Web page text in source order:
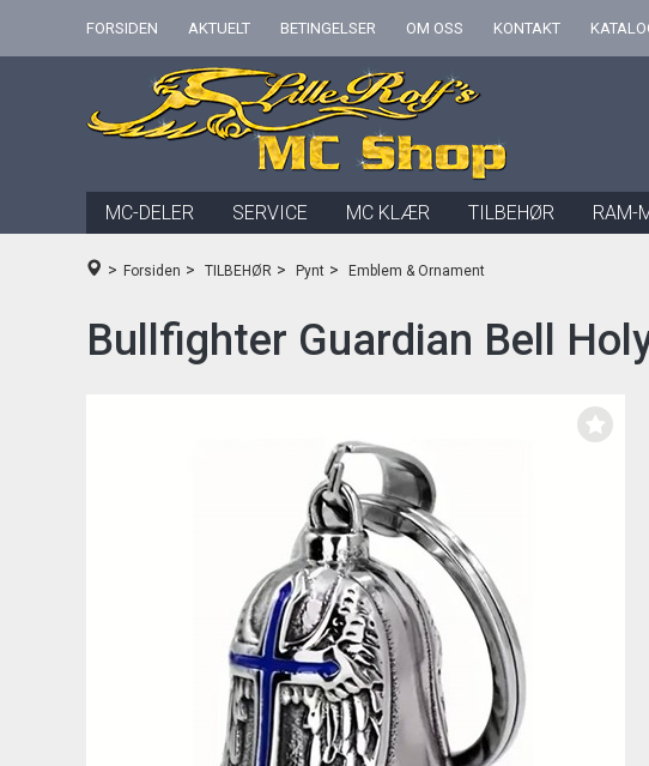
FORSIDEN AKTUELT BETINGELSER OM OSS KONTAKT
MC-DELER SERVICE MC KLÆR TILBEHØR RAM-
> Forsiden > TILBEHØR > Pynt > Emblem & Ornament
Bullfighter Guardian Bell